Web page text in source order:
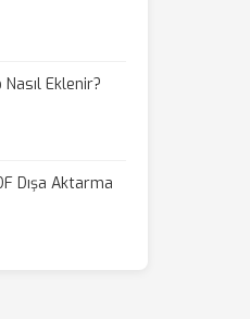
Eklenir?
Dışa Aktarma